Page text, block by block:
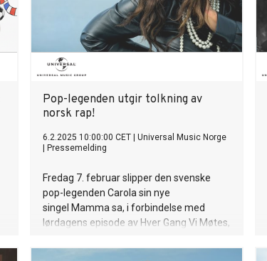
Pop-legenden utgir tolkning av
norsk rap!
6.2.2025 10:00:00 CET
Universal Music Norge
Pressemelding
Fredag 7. februar slipper den svenske
pop-legenden Carola sin nye
singel Mamma sa, i forbindelse med
lørdagens episode av Hver Gang Vi Møtes,
Carola forteller: – Jag hoppas att